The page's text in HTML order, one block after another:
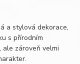
a stylová dekorace,
s přírodním
ale zároveň velmi